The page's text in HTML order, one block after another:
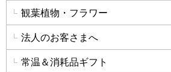
観葉植物・フラワー
法人のお客さまへ
常温＆消耗品ギフト